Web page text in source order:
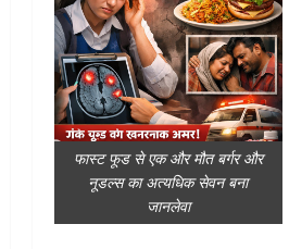
फास्ट फूड से एक और मौत बर्गर और
नूडल्स का अत्यधिक सेवन बना
जानलेवा